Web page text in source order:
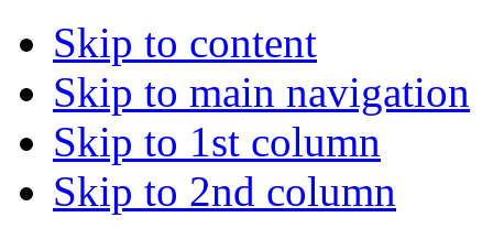
Skip to content
Skip to main navigation
Skip to 1st column
Skip to 2nd column